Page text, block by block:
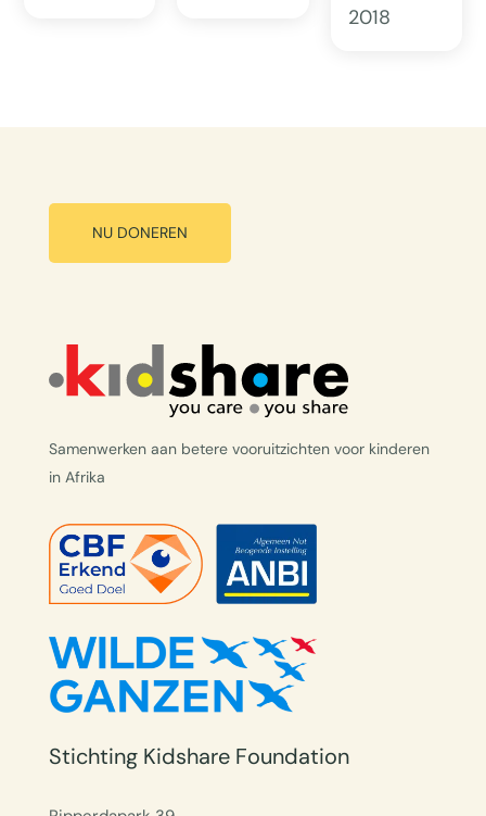
2018
NU DONEREN
Samenwerken aan betere vooruitzichten voor kinderen
in Afrika
Stichting Kidshare Foundation